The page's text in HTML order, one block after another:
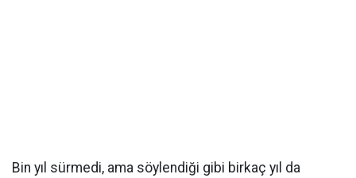
Bin yıl sürmedi, ama söylendiği gibi birkaç yıl da